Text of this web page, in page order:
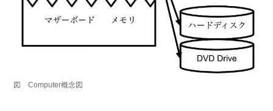
図 Computer概念図